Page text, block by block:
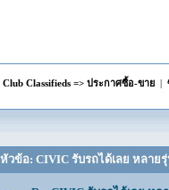
Club Classifieds => ประกาศซื้อ-ขาย|
หัวข้อ: CIVIC รับรถได้เลย หลาย